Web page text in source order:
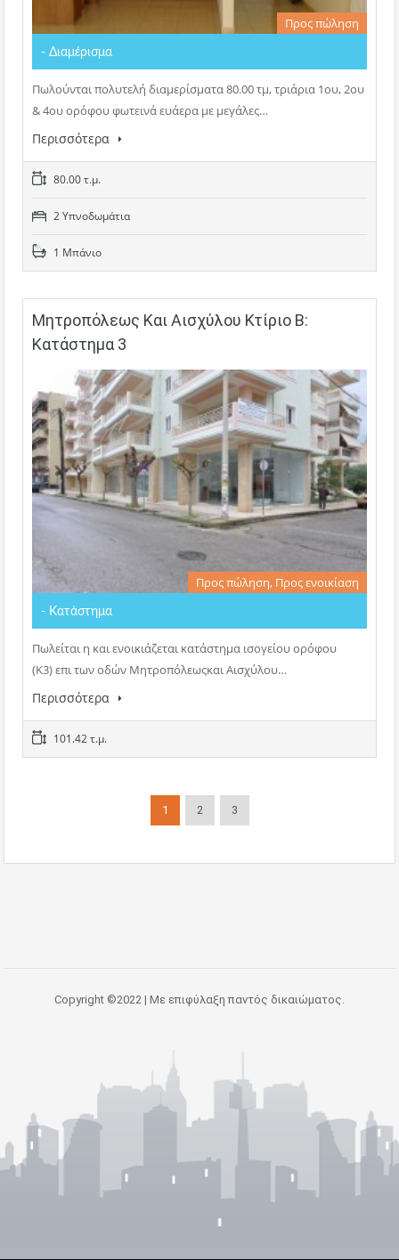
Προς πώληση
- Διαμέρισμα
Πωλούνται πολυτελή διαμερίσματα 80.00 τμ, τριάρια 1ου, 2ου
& 4ου ορόφου φωτεινά ευάερα με μεγάλες…
Περισσότερα
80.00 τ.μ.
2 Υπνοδωμάτια
1 Μπάνιο
Μητροπόλεως Και Αισχύλου Κτίριο Β:
Κατάστημα 3
Προς πώληση, Προς ενοικίαση
- Κατάστημα
Πωλείται η και ενοικιάζεται κατάστημα ισογείου ορόφου
(Κ3) επι των οδών Μητροπόλεωςκαι Αισχύλου…
Περισσότερα
101.42 τ.μ.
1 2 3
Copyright ©2022 | Με επιφύλαξη παντός δικαιώματος.